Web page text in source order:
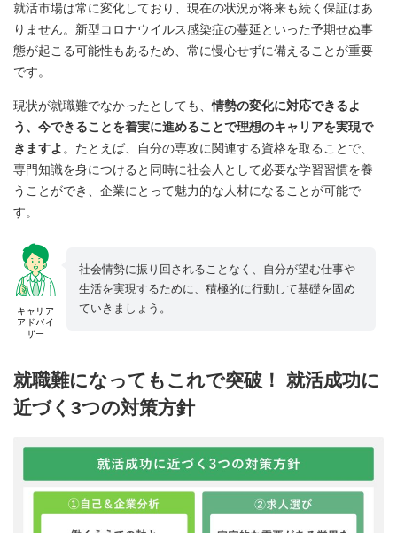
就活市場は常に変化しており、現在の状況が将来も続く保証はあ
りません。新型コロナウイルス感染症の蔓延といった予期せぬ事
態が起こる可能性もあるため、常に慢心せずに備えることが重要
です。
現状が就職難でなかったとしても、情勢の変化に対応できるよ
う、今できることを着実に進めることで理想のキャリアを実現で
きますよ。たとえば、自分の専攻に関連する資格を取ることで、
専門知識を身につけると同時に社会人として必要な学習習慣を養
うことができ、企業にとって魅力的な人材になることが可能で
す。
キャリア
アドバイ
ザー
社会情勢に振り回されることなく、自分が望む仕事や
生活を実現するために、積極的に行動して基礎を固め
ていきましょう。
就職難になってもこれで突破！ 就活成功に
近づく3つの対策方針